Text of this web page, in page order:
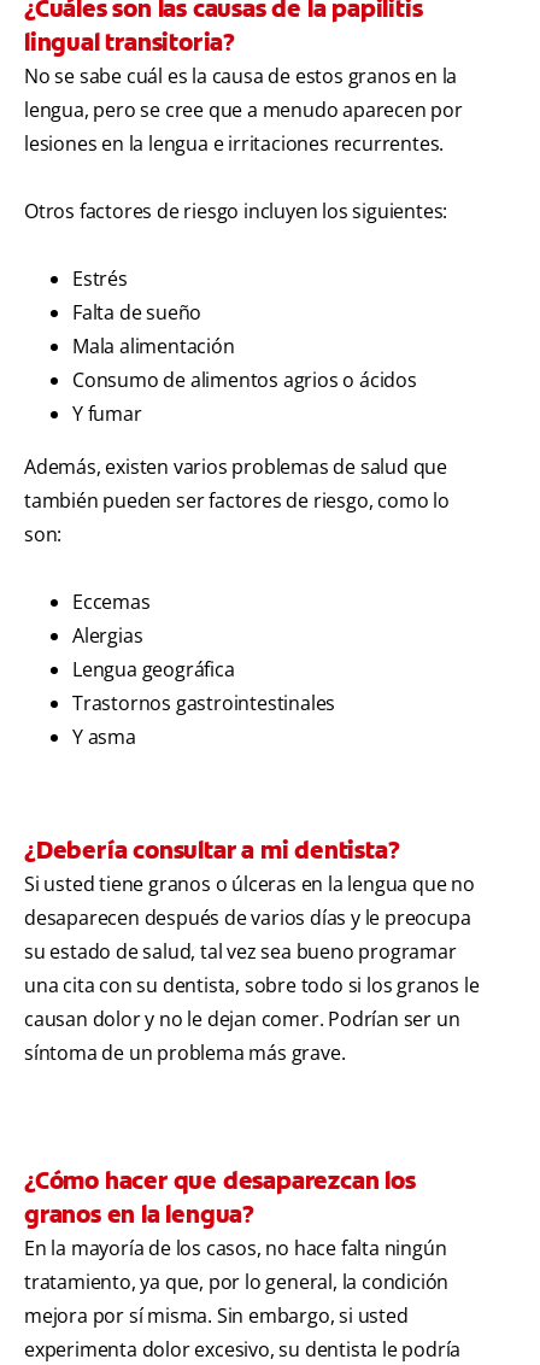
¿Cuáles son las causas de la papilitis
lingual transitoria?
No se sabe cuál es la causa de estos granos en la
lengua, pero se cree que a menudo aparecen por
lesiones en la lengua e irritaciones recurrentes.
Otros factores de riesgo incluyen los siguientes:
Estrés
Falta de sueño
Mala alimentación
Consumo de alimentos agrios o ácidos
Y fumar
Además, existen varios problemas de salud que
también pueden ser factores de riesgo, como lo
son:
Eccemas
Alergias
Lengua geográfica
Trastornos gastrointestinales
Y asma
¿Debería consultar a mi dentista?
Si usted tiene granos o úlceras en la lengua que no
desaparecen después de varios días y le preocupa
su estado de salud, tal vez sea bueno programar
una cita con su dentista, sobre todo si los granos le
causan dolor y no le dejan comer. Podrían ser un
síntoma de un problema más grave.
¿Cómo hacer que desaparezcan los
granos en la lengua?
En la mayoría de los casos, no hace falta ningún
tratamiento, ya que, por lo general, la condición
mejora por sí misma. Sin embargo, si usted
experimenta dolor excesivo, su dentista le podría